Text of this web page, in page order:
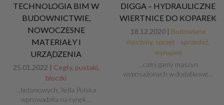
TECHNOLOGIA BIM W
BUDOWNICTWIE,
NOWOCZESNE
MATERIAŁY I
URZĄDZENIA
25.01.2022 | Cegły, pustaki,
bloczki
...betonowych, Xella Polska
wprowadziła na rynek…
DIGGA – HYDRAULICZNE
WIERTNICE DO KOPAREK
18.12.2020 | Budowlane
maszyny, sprzęt - sprzedaż,
wynajem
...całej gamy maszyn
wyposażonych w dodatkowe…